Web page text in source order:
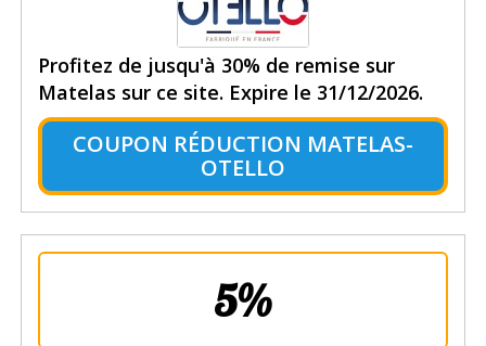
Profitez de jusqu'à 30% de remise sur
Matelas sur ce site. Expire le 31/12/2026.
COUPON RÉDUCTION MATELAS-
OTELLO
5%